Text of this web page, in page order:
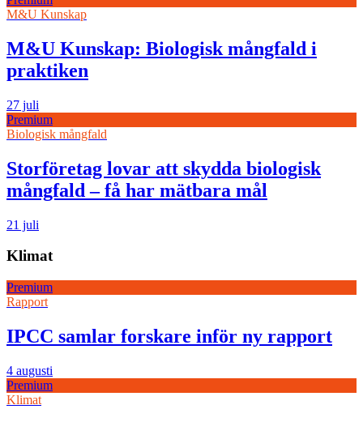
M&U Kunskap
M&U Kunskap: Biologisk mångfald i
praktiken
27 juli
Premium
Biologisk mångfald
Storföretag lovar att skydda biologisk
mångfald – få har mätbara mål
21 juli
Klimat
Premium
Rapport
IPCC samlar forskare inför ny rapport
4 augusti
Premium
Klimat